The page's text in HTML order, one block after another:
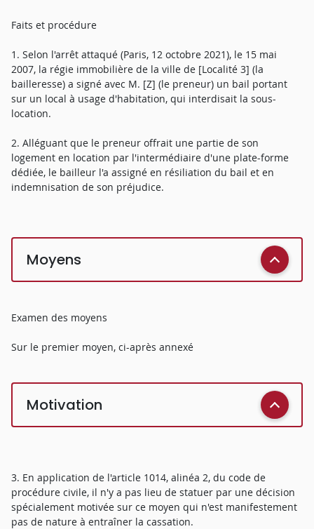
Faits et procédure
1. Selon l'arrêt attaqué (Paris, 12 octobre 2021), le 15 mai
2007, la régie immobilière de la ville de [Localité 3] (la
bailleresse) a signé avec M. [Z] (le preneur) un bail portant
sur un local à usage d'habitation, qui interdisait la sous-
location.
2. Alléguant que le preneur offrait une partie de son
logement en location par l'intermédiaire d'une plate-forme
dédiée, le bailleur l'a assigné en résiliation du bail et en
indemnisation de son préjudice.
Moyens
Examen des moyens
Sur le premier moyen, ci-après annexé
Motivation
3. En application de l'article 1014, alinéa 2, du code de
procédure civile, il n'y a pas lieu de statuer par une décision
spécialement motivée sur ce moyen qui n'est manifestement
pas de nature à entraîner la cassation.